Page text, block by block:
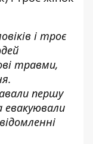
і троє
травми,
першу